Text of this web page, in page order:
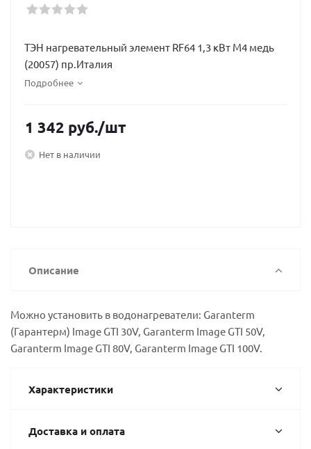
ТЭН нагревательный элемент RF64 1,3 кВт М4 медь
(20057) пр.Италия
Подробнее
1 342 руб./шт
Нет в наличии
Описание
Можно установить в водонагреватели: Garanterm
(Гарантерм) Image GTI 30V, Garanterm Image GTI 50V,
Garanterm Image GTI 80V, Garanterm Image GTI 100V.
Характеристики
Доставка и оплата